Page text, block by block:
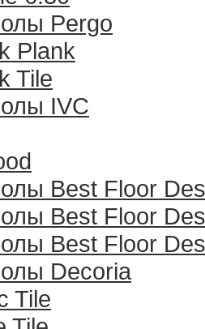
Pergo
Plank
Tile
IVC
Best Floor
Best Floor
Best Floor
Decoria
Tile